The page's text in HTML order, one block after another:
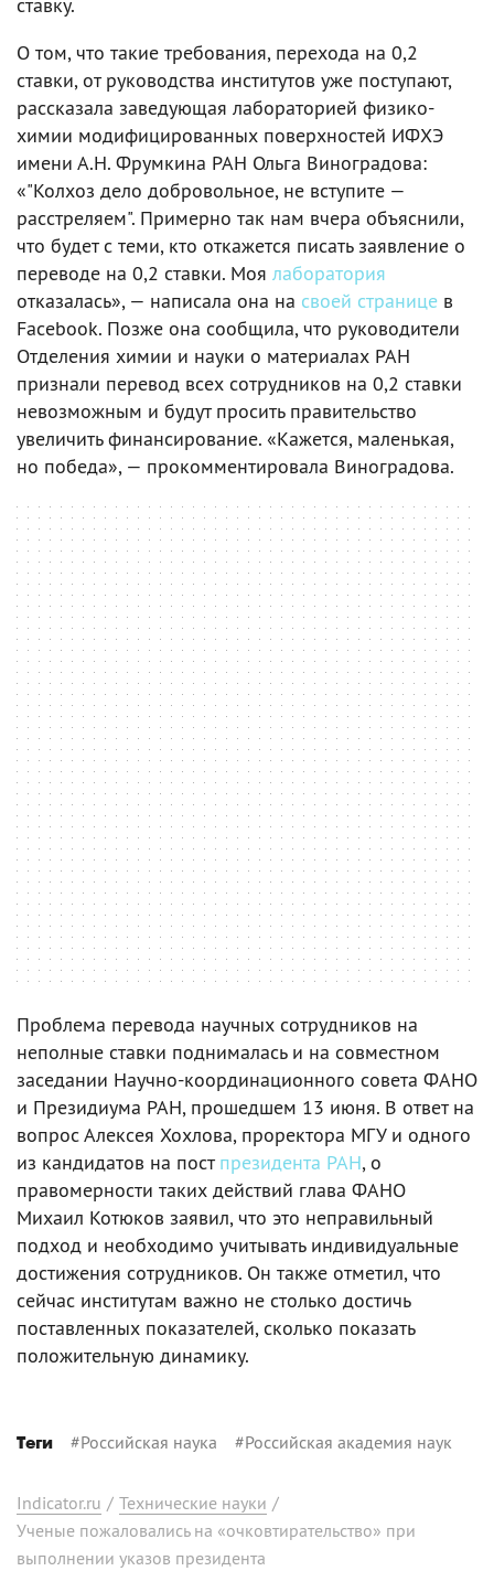
О том, что такие требования, перехода на 0,2
ставки, от руководства институтов уже поступают,
рассказала заведующая лабораторией физико-
химии модифицированных поверхностей ИФХЭ
имени А.Н. Фрумкина РАН Ольга Виноградова:
«"Колхоз дело добровольное, не вступите —
расстреляем". Примерно так нам вчера объяснили,
что будет с теми, кто откажется писать заявление о
переводе на 0,2 ставки. Моя лаборатория
отказалась», — написала она на своей странице в
Facebook. Позже она сообщила, что руководители
Отделения химии и науки о материалах РАН
признали перевод всех сотрудников на 0,2 ставки
невозможным и будут просить правительство
увеличить финансирование. «Кажется, маленькая,
но победа», — прокомментировала Виноградова.
Проблема перевода научных сотрудников на
неполные ставки поднималась и на совместном
заседании Научно-координационного совета ФАНО
и Президиума РАН, прошедшем 13 июня. В ответ на
вопрос Алексея Хохлова, проректора МГУ и одного
из кандидатов на постпрезидента РАН, о
правомерности таких действий глава ФАНО
Михаил Котюков заявил, что это неправильный
подход и необходимо учитывать индивидуальные
достижения сотрудников. Он также отметил, что
сейчас институтам важно не столько достичь
поставленных показателей, сколько показать
положительную динамику.
Теги #Российская наука #Российская академия наук
Indicator.ru / Технические науки /
Ученые пожаловались на «очковтирательство» при
выполнении указов президента